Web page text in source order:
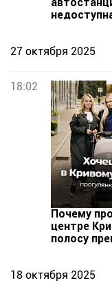
27 октября 2025
18:02
Почему
центре
полосу
18 октября 2025